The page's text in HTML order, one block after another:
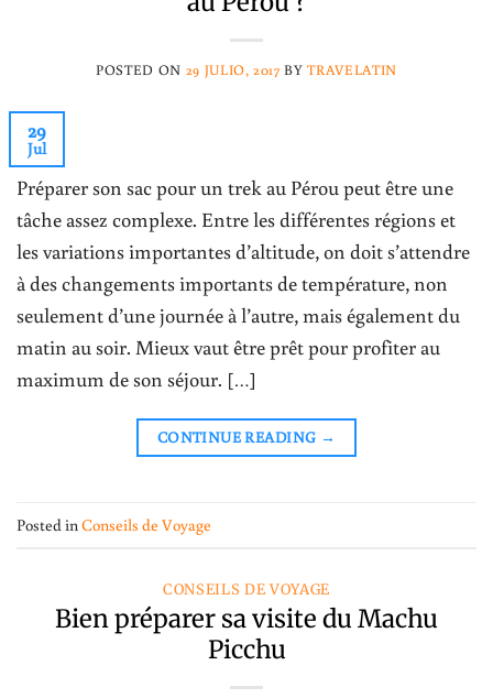
POSTED ON 29 JULIO, 2017 BYTRAVELATIN
29
Jul
Préparer son sac pour un trek au Pérou peut être une
tâche assez complexe. Entre les différentes régions et
les variations importantes d’altitude, on doit s’attendre
à des changements importants de température, non
seulement d’une journée à l’autre, mais également du
matin au soir. Mieux vaut être prêt pour profiter au
maximum de son séjour. […]
CONTINUE READING →
Posted in Conseils de Voyage
CONSEILS DE VOYAGE
Bien préparer sa visite du Machu
Picchu